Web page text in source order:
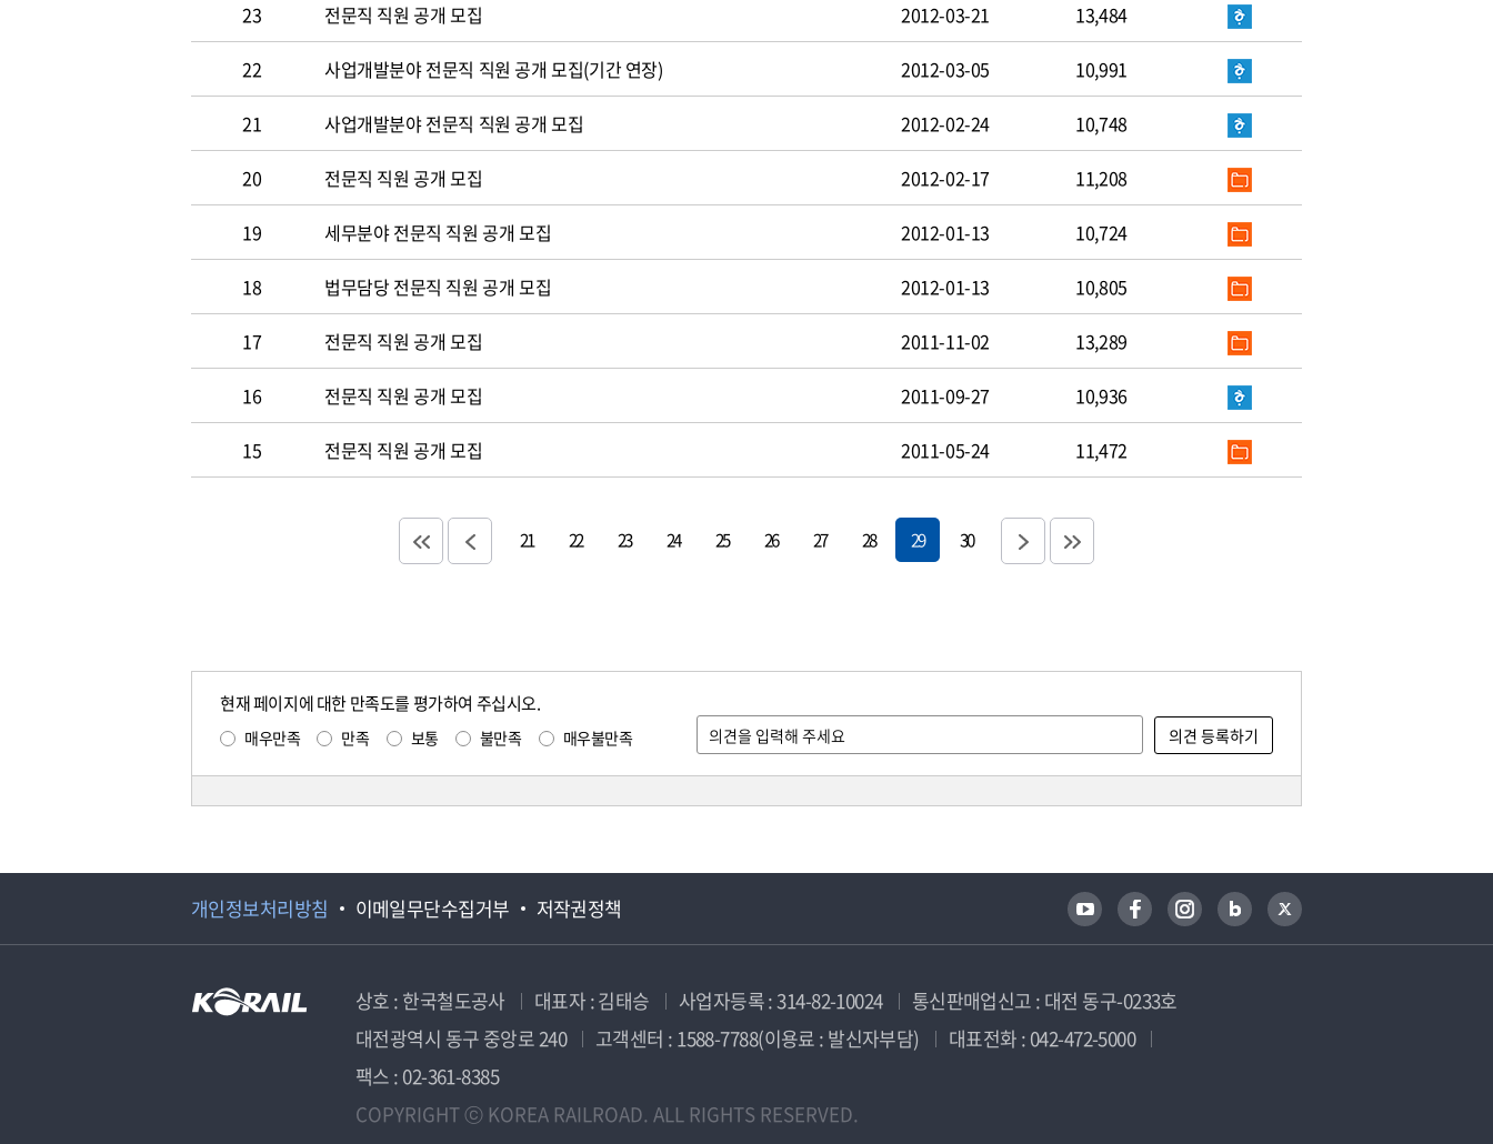
23 전문직 직원 공개 모집 2012-03-21 13,484
22 사업개발분야 전문직 직원 공개 모집(기간 연장) 2012-03-05 10,991
21 사업개발분야 전문직 직원 공개 모집 2012-02-24 10,748
20 전문직 직원 공개 모집 2012-02-17 11,208
19 세무분야 전문직 직원 공개 모집 2012-01-13 10,724
18 법무담당 전문직 직원 공개 모집 2012-01-13 10,805
17 전문직 직원 공개 모집 2011-11-02 13,289
16 전문직 직원 공개 모집 2011-09-27 10,936
15 전문직 직원 공개 모집 2011-05-24 11,472
21 22 23 24 25 26 27 28 29 30
현재 페이지에 대한 만족도를 평가하여 주십시오.
매우만족 만족 보통 불만족 매우불만족
개인정보처리방침 이메일무단수집거부 저작권정책
상호 : 한국철도공사 대표자 : 김태승 사업자등록 : 314-82-10024
통신판매업신고 : 대전 동구-0233호
대전광역시 동구 중앙로 240
고객센터 : 1588-7788(이용료 : 발신자부담)
대표전화 : 042-472-5000
팩스 : 02-361-8385
COPYRIGHT ⓒ KOREA RAILROAD. ALL RIGHTS RESERVED.